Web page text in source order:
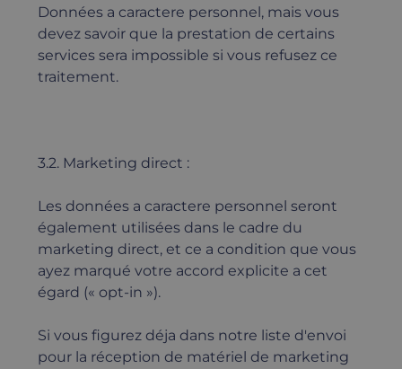
Données a caractere personnel, mais vous
devez savoir que la prestation de certains
services sera impossible si vous refusez ce
traitement.
3.2. Marketing direct :
Les données a caractere personnel seront
également utilisées dans le cadre du
marketing direct, et ce a condition que vous
ayez marqué votre accord explicite a cet
égard (« opt-in »).
Si vous figurez déja dans notre liste d'envoi
pour la réception de matériel de marketing